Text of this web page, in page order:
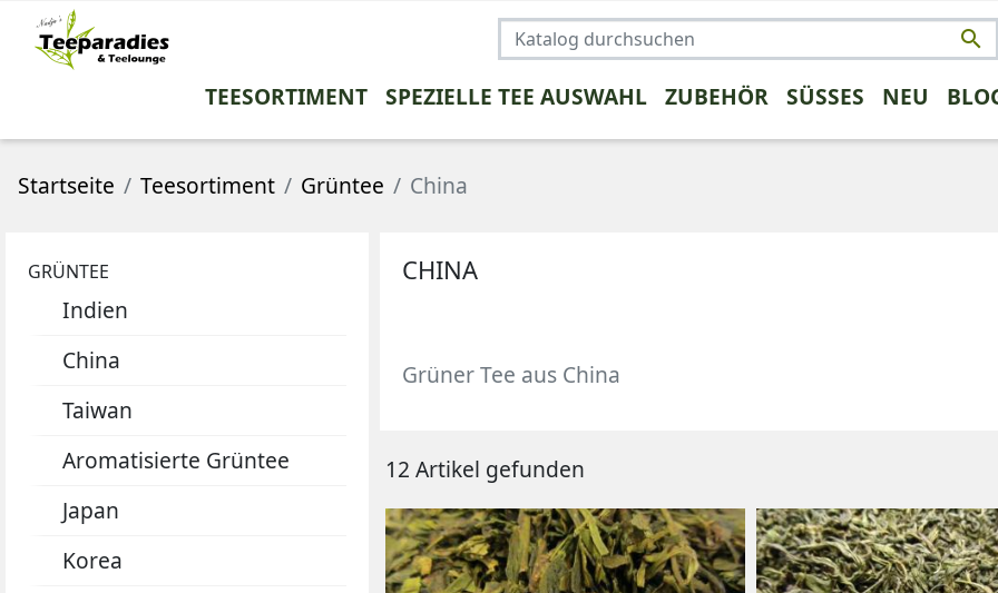

TEESORTIMENT
SCHWARZTEE
Assam
China
Ceylon
Aromatisierter Schwarztee
Kolumbien
seltene Schwarztee
GRÜNTEE
Indien
OOLONG TEE BEUTELTEES
SPEZIELLE TEE AUSWAHL
RONNEFELDT OHNE ZUSÄTZLICHE AROMEN
ZUBEHÖR
FILTER BECHER
SÜSSES NEU
Startseite Teesortiment Grüntee China
GRÜNTEE
Indien
China
Taiwan
Aromatisierte Grüntee
Japan
Korea
CHINA
Grüner Tee aus China
12 Artikel gefunden